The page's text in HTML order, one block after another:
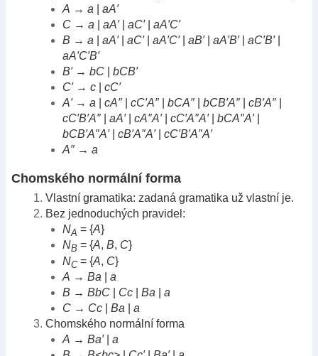
A → a
aA′
C → a aA′| aC′| aA′C′
B → a aA′| aC′| aA′C′| aB′| aA′B′| aC′B′|
aA′C′B′
B′→ bC
bCB′
C′→ c
cC′
A′→ a cA″ cC′A″ bCA″ bCB′A″ cB′A″
cC′B′A″
aA′| cA″A′| cC′A″A′| bCA″A′|
bCB′A″A′| cB′A″A′| cC′B′A″A′
A″ → a
Chomského normální forma
Vlastní gramatika: zadaná gramatika už vlastní je.
Bez jednoduchých pravidel:
NA = {A}
NB = {A, B, C}
NC= {A, C}
A → Ba
a
B → BbC Cc Ba
a
C → Cc Ba
a
Chomského normální forma
A → Ba′| a